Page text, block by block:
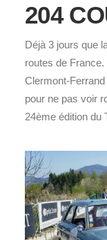
204
Déjà 3 jours que
routes de
Clermont-
pour ne pas voir
24ème édition du